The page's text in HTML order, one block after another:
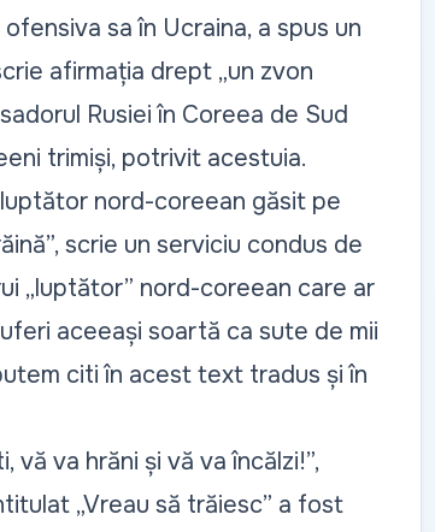
sa în Ucraina, a spus un
afirmația drept „un zvon
Rusiei în Coreea de Sud
trimiși, potrivit acestuia.
nord-coreean găsit pe
scrie un serviciu condus de
„luptător” nord-coreean care ar
aceeași soartă ca sute de mii
citi în acest text tradus și în
va hrăni și vă va încălzi!”,
„Vreau să trăiesc” a fost